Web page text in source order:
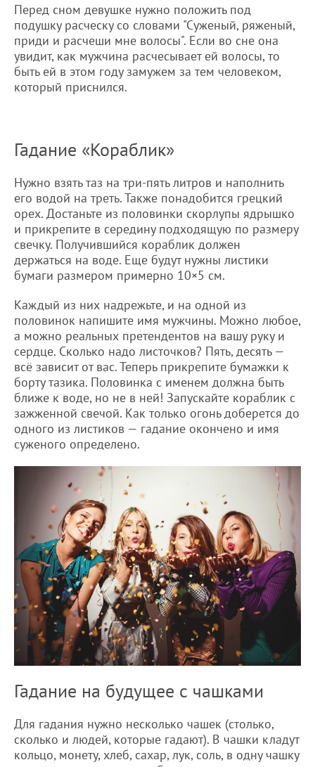
Перед сном девушке нужно положить под
подушку расческу со словами "Суженый, ряженый,
приди и расчеши мне волосы". Если во сне она
увидит, как мужчина расчесывает ей волосы, то
быть ей в этом году замужем за тем человеком,
который приснился.
Гадание «Кораблик»
Нужно взять таз на три-пять литров и наполнить
его водой на треть. Также понадобится грецкий
орех. Достаньте из половинки скорлупы ядрышко
и прикрепите в середину подходящую по размеру
свечку. Получившийся кораблик должен
держаться на воде. Еще будут нужны листики
бумаги размером примерно 10×5 см.
Каждый из них надрежьте, и на одной из
половинок напишите имя мужчины. Можно любое,
а можно реальных претендентов на вашу руку и
сердце. Сколько надо листочков? Пять, десять —
всё зависит от вас. Теперь прикрепите бумажки к
борту тазика. Половинка с именем должна быть
ближе к воде, но не в ней! Запускайте кораблик с
зажженной свечой. Как только огонь доберется до
одного из листиков — гадание окончено и имя
суженого определено.
Гадание на будущее с чашками
Для гадания нужно несколько чашек (столько,
сколько и людей, которые гадают). В чашки кладут
кольцо, монету, хлеб, сахар, лук, соль, в одну чашку